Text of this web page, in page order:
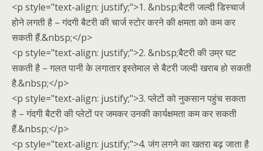
<p style="text-align: justify;">1. &nbsp;बैटरी जल्दी डिस्चार्ज
होने लगती है – गंदगी बैटरी की चार्ज स्टोर करने की क्षमता को कम कर
सकती हैं.&nbsp;</p>
<p style="text-align: justify;">2. &nbsp;बैटरी की उम्र घट
सकती है – गलत पानी के लगातार इस्तेमाल से बैटरी जल्दी खराब हो सकती
है.&nbsp;</p>
<p style="text-align: justify;">3. प्लेटों को नुकसान पहुंच सकता
है – गंदगी बैटरी की प्लेटों पर जमकर उनकी कार्यक्षमता कम कर सकती
हैं.&nbsp;</p>
<p style="text-align: justify;">4. जंग लगने का खतरा बढ़ जाता है